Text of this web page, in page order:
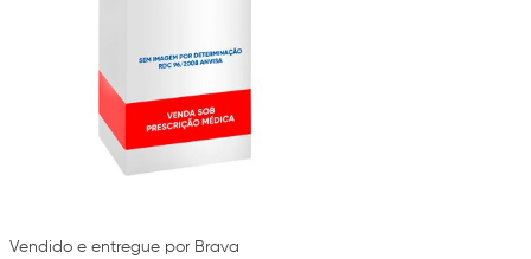
Vendido e entregue por Brava